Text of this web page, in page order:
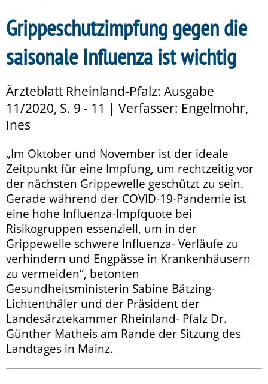
Grippeschutzimpfung gegen die
saisonale Influenza ist wichtig
Ärzteblatt Rheinland-Pfalz: Ausgabe
11/2020, S. 9 - 11 | Verfasser: Engelmohr,
Ines
„Im Oktober und November ist der ideale
Zeitpunkt für eine Impfung, um rechtzeitig vor
der nächsten Grippewelle geschützt zu sein.
Gerade während der COVID-19-Pandemie ist
eine hohe Influenza-Impfquote bei
Risikogruppen essenziell, um in der
Grippewelle schwere Influenza- Verläufe zu
verhindern und Engpässe in Krankenhäusern
zu vermeiden“, betonten
Gesundheitsministerin Sabine Bätzing-
Lichtenthäler und der Präsident der
Landesärztekammer Rheinland- Pfalz Dr.
Günther Matheis am Rande der Sitzung des
Landtages in Mainz.